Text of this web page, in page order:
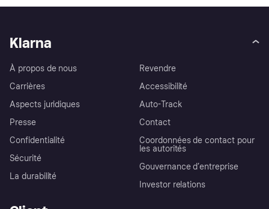
Klarna
À propos de nous
Carrières
Aspects juridiques
Presse
Confidentialité
Sécurité
La durabilité
Revendre
Accessibilité
Auto-Track
Contact
Coordonnées de contact pour
les autorités
Gouvernance d’entreprise
Investor relations